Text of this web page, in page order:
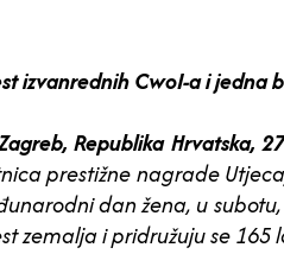
izvanrednih CwoI-a i jedna
Republika Hrvatska,
prestižne nagrade
dan žena, u
zemalja i pridružuju se